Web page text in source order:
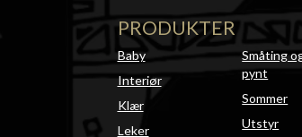
PRODUKTER
Baby
Interiør
Klær
Leker
Småting
pynt
Sommer
Utstyr